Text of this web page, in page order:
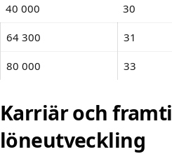
40 000 30
64 300 31
80 000 33
Karriär och
löneutveckling